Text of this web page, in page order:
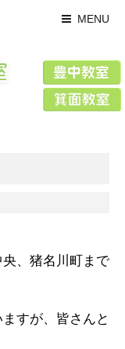
MENU
、猪名川町まで
すが、皆さんと